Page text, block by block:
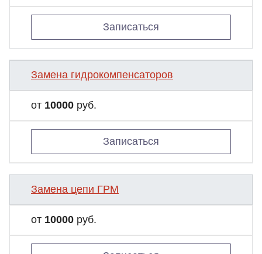
Записаться
Замена гидрокомпенсаторов
от 10000 руб.
Записаться
Замена цепи ГРМ
от 10000 руб.